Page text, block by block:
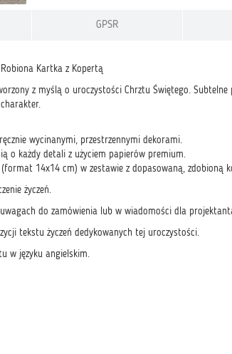
GPSR
Kartka z Kopertą
z myślą o uroczystości Chrztu Świętego. Subtelne
wycinanymi, przestrzennymi dekorami.
o każdy detali z użyciem papierów premium.
14x14 cm) w zestawie z dopasowaną, zdobioną
życzeń.
do zamówienia lub w wiadomości dla
tekstu życzeń dedykowanych tej uroczystości.
w języku angielskim.